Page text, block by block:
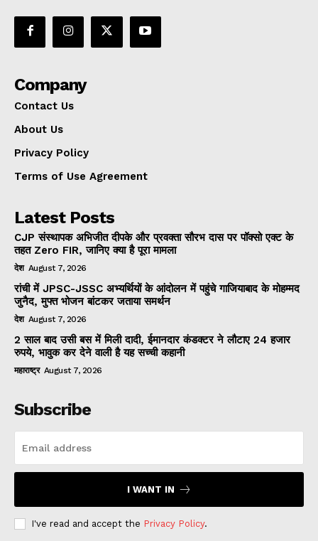
Company
Contact Us
About Us
Privacy Policy
Terms of Use Agreement
Latest Posts
CJP संस्थापक अभिजीत दीपके और प्रवक्ता सौरभ दास पर पॉक्सो एक्ट के
तहत Zero FIR, जानिए क्या है पूरा मामला
देश August 7, 2026
रांची में JPSC-JSSC अभ्यर्थियों के आंदोलन में पहुंचे गाजियाबाद के मोहम्मद
जुनैद, मुफ्त भोजन बांटकर जताया समर्थन
देश August 7, 2026
2 साल बाद उसी बस में मिली दादी, ईमानदार कंडक्टर ने लौटाए 24 हजार
रुपये, भावुक कर देने वाली है यह सच्ची कहानी
महाराष्ट्र August 7, 2026
Subscribe
I WANT IN
I've read and accept the Privacy Policy.